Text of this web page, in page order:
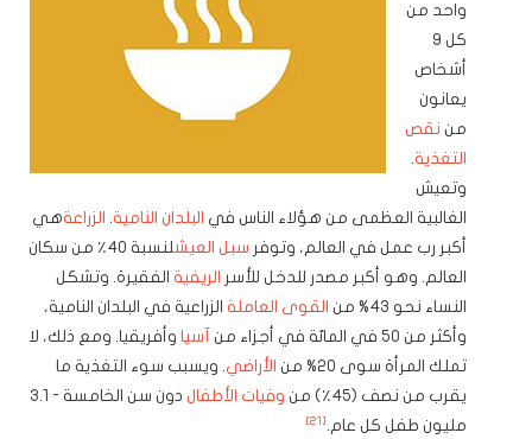
واحد من
كل 9
أشخاص
يعانون
من نقص
التغذية.
وتعيش
الغالبية العظمى من هؤلاء الناس في البلدان النامية. الزراعةهي
أكبر رب عمل في العالم، وتوفر سبل العيش
لنسبة 40٪ من سكان
العالم. وهو أكبر مصدر للدخل للأسر الريفية الفقيرة. وتشكل
النساء نحو 43% من
القوى العاملة الزراعية في البلدان النامية،
وأكثر من 50 في المائة في أجزاء من
آسيا وأفريقيا. ومع ذلك، لا
تملك المرأة سوى 20% من
الأراضي. ويسبب سوء التغذية ما
يقرب من نصف (45٪) من
وفيات الأطفال
دون سن الخامسة - 3.1
مليون طفل كل عام.[21]